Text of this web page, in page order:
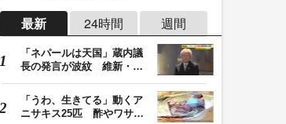
最新 24時間 週間
「ネパールは天国」蔵内議
長の発言が波紋 維新・吉
「うわ、生きてる」動くア
ニサキス25匹 酢やワサビ